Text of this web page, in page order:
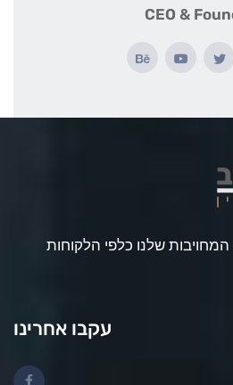
CEO &
שלנו כלפי הלקוחות
עקבו אחרינו